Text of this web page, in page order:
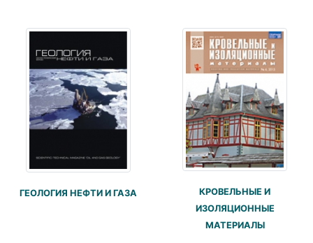
ГЕОЛОГИЯ НЕФТИ И ГАЗА
КРОВЕЛЬНЫЕ И
ИЗОЛЯЦИОННЫЕ
МАТЕРИАЛЫ